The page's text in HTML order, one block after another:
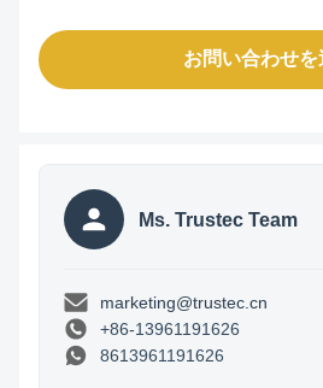
お問い合わせを
Ms. Trustec Team
marketing@trustec.cn
+86-13961191626
8613961191626